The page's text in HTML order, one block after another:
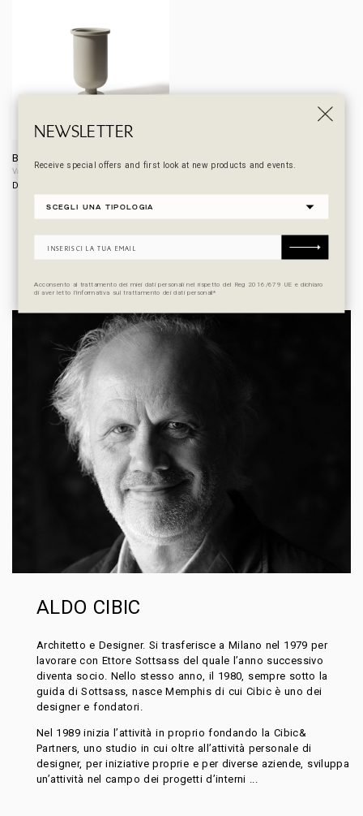
BASE
Vaso
Da
ALDO CIBIC
Architetto e Designer. Si trasferisce a Milano nel 1979 per
lavorare con Ettore Sottsass del quale l’anno successivo
diventa socio. Nello stesso anno, il 1980, sempre sotto la
guida di Sottsass, nasce Memphis di cui Cibic è uno dei
designer e fondatori.
Nel 1989 inizia l’attività in proprio fondando la Cibic&
Partners, uno studio in cui oltre all’attività personale di
designer, per iniziative proprie e per diverse aziende, sviluppa
un’attività nel campo dei progetti d’interni ...
NEWSLETTER
Receive special offers and first look at new products and events.
Acconsento al trattamento dei miei dati personali nel rispetto del Reg 2016/679 UE e dichiaro
di aver letto l’informativa sul trattamento dei dati personali*